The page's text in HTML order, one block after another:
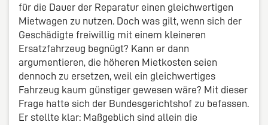
für die Dauer der Reparatur einen gleichwertigen
Mietwagen zu nutzen. Doch was gilt, wenn sich der
Geschädigte freiwillig mit einem kleineren
Ersatzfahrzeug begnügt? Kann er dann
argumentieren, die höheren Mietkosten seien
dennoch zu ersetzen, weil ein gleichwertiges
Fahrzeug kaum günstiger gewesen wäre? Mit dieser
Frage hatte sich der Bundesgerichtshof zu befassen.
Er stellte klar: Maßgeblich sind allein die